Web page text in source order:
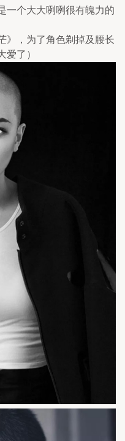
一个大大咧咧很有魄力的
》，为了角色剃掉及腰长
爱了）